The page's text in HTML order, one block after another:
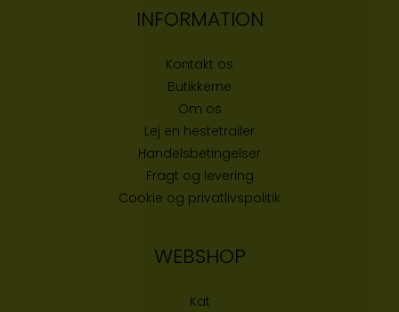
INFORMATION
Kontakt os
Butikkerne
Om os
Lej en hestetrailer
Handelsbetingelser
Fragt og levering
Cookie og privatlivspolitik
WEBSHOP
Kat